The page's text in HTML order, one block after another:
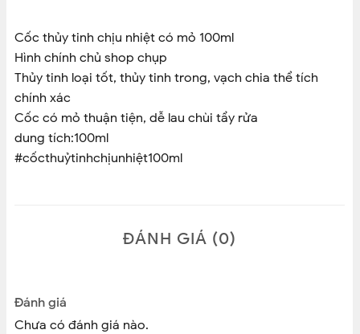
Cốc thủy tinh chịu nhiệt có mỏ 100ml
Hình chính chủ shop chụp
Thủy tinh loại tốt, thủy tinh trong, vạch chia thể tích
chính xác
Cốc có mỏ thuận tiện, dễ lau chùi tẩy rửa
dung tích:100ml
#cốcthuỷtinhchịunhiệt100ml
ĐÁNH GIÁ (0)
Đánh giá
Chưa có đánh giá nào.